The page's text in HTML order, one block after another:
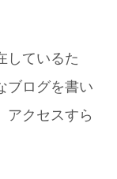
しているた
ブログを書い
アクセスすら